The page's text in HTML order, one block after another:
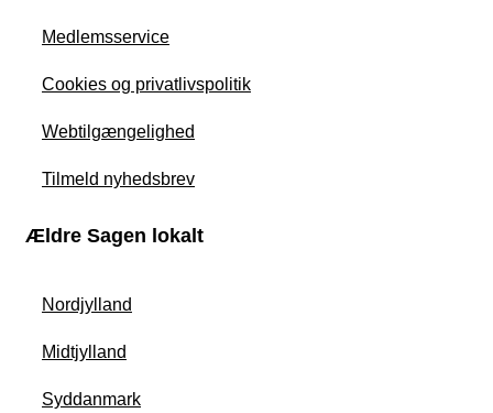
Medlemsservice
Cookies og privatlivspolitik
Webtilgængelighed
Tilmeld nyhedsbrev
Ældre Sagen lokalt
Nordjylland
Midtjylland
Syddanmark